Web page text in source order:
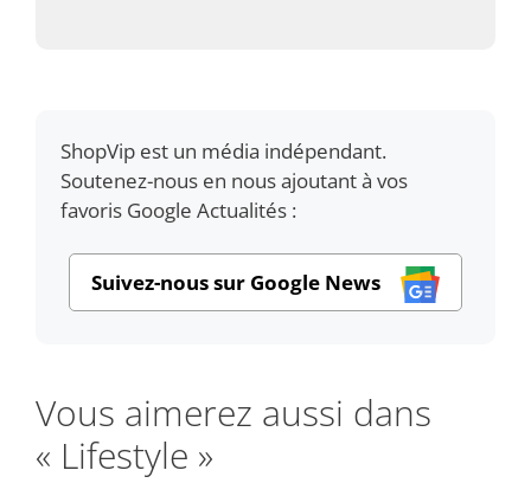
ShopVip est un média indépendant.
Soutenez-nous en nous ajoutant à vos
favoris Google Actualités :
Suivez-nous sur Google News
Vous aimerez aussi dans
« Lifestyle »